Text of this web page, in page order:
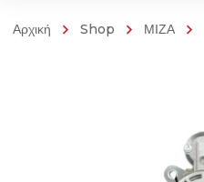
Αρχική Shop ΜΙΖΑ